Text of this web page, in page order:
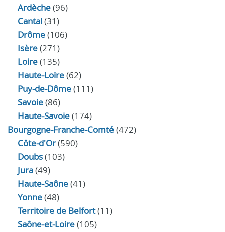
Ardèche(96)
Cantal(31)
Drôme(106)
Isère(271)
Loire(135)
Haute-Loire(62)
Puy-de-Dôme(111)
Savoie(86)
Haute-Savoie(174)
Bourgogne-Franche-Comté(472)
Côte-d'Or(590)
Doubs(103)
Jura(49)
Haute‑Saône(41)
Yonne(48)
Territoire de Belfort(11)
Saône-et-Loire(105)